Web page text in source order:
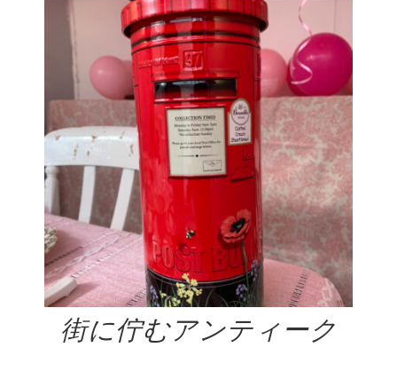
街に佇むアンティーク